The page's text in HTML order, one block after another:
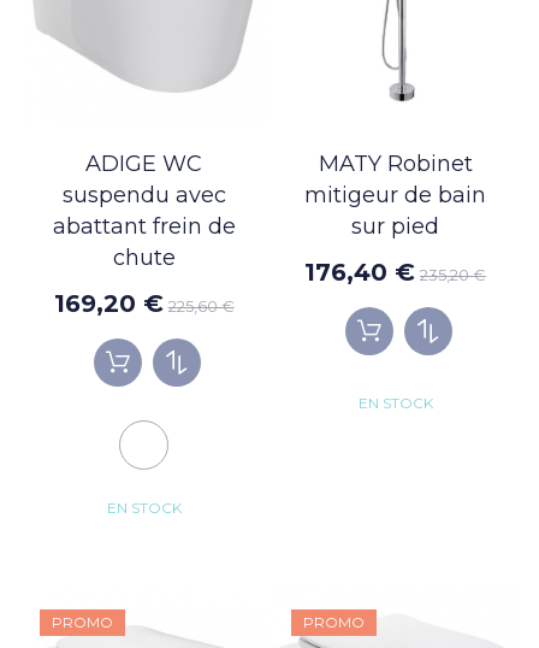
ADIGE WC
suspendu avec
abattant frein de
chute
169,20 € 225,60 €
EN STOCK
MATY Robinet
mitigeur de bain
sur pied
176,40 € 235,20 €
EN STOCK
PROMO PROMO